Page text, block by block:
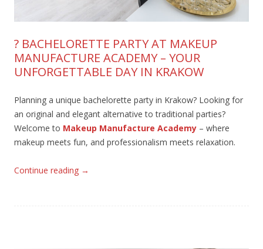
? BACHELORETTE PARTY AT MAKEUP
MANUFACTURE ACADEMY – YOUR
UNFORGETTABLE DAY IN KRAKOW
Planning a unique bachelorette party in Krakow? Looking for
an original and elegant alternative to traditional parties?
Welcome to Makeup Manufacture Academy – where
makeup meets fun, and professionalism meets relaxation.
Continue reading →